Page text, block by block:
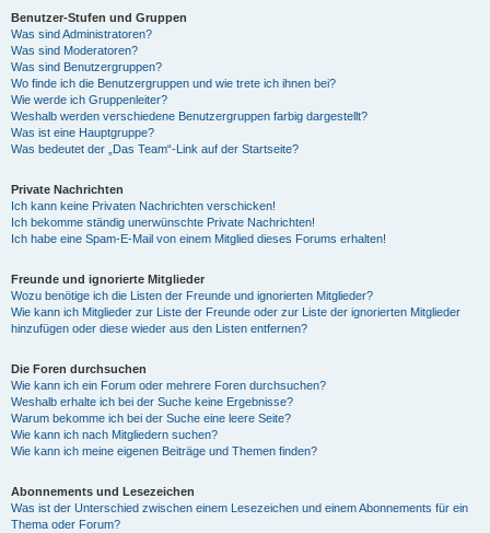
Benutzer-Stufen und Gruppen
Was sind Administratoren?
Was sind Moderatoren?
Was sind Benutzergruppen?
Wo finde ich die Benutzergruppen und wie trete ich ihnen bei?
Wie werde ich Gruppenleiter?
Weshalb werden verschiedene Benutzergruppen farbig dargestellt?
Was ist eine Hauptgruppe?
Was bedeutet der „Das Team“-Link auf der Startseite?
Private Nachrichten
Ich kann keine Privaten Nachrichten verschicken!
Ich bekomme ständig unerwünschte Private Nachrichten!
Ich habe eine Spam-E-Mail von einem Mitglied dieses Forums erhalten!
Freunde und ignorierte Mitglieder
Wozu benötige ich die Listen der Freunde und ignorierten Mitglieder?
Wie kann ich Mitglieder zur Liste der Freunde oder zur Liste der ignorierten Mitglieder
hinzufügen oder diese wieder aus den Listen entfernen?
Die Foren durchsuchen
Wie kann ich ein Forum oder mehrere Foren durchsuchen?
Weshalb erhalte ich bei der Suche keine Ergebnisse?
Warum bekomme ich bei der Suche eine leere Seite?
Wie kann ich nach Mitgliedern suchen?
Wie kann ich meine eigenen Beiträge und Themen finden?
Abonnements und Lesezeichen
Was ist der Unterschied zwischen einem Lesezeichen und einem Abonnements für ein
Thema oder Forum?